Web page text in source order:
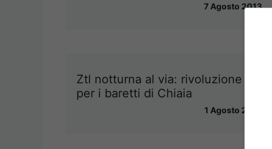
7 Agosto 2013
Ztl notturna al via: rivoluzione
per i baretti di Chiaia
1 Agosto 2013